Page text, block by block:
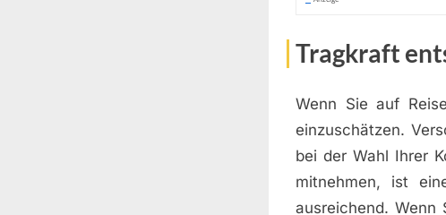
Tragkraft
Wenn Sie auf
einzuschätzen.
bei der Wahl Ihrer
mitnehmen, ist
ausreichend. Wenn